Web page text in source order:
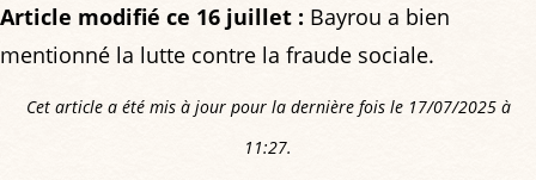
Article modifié ce 16 juillet : Bayrou a bien
mentionné la lutte contre la fraude sociale.
Cet article a été mis à jour pour la dernière fois le 17/07/2025 à
11:27.